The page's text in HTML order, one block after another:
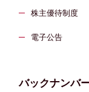
株主優待制度
電子公告
バックナンバ